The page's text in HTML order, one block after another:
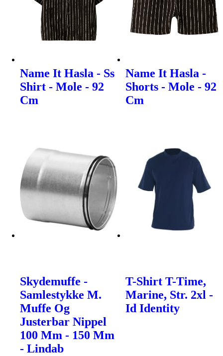
Name It Hasla - Ss
Shirt - Mole - 92
Cm
Name It Hasla -
Shorts - Mole - 92
Cm
Skydemuffe -
Samlestykke M.
Muffe Og
Justerbar Nippel
100 Mm - 150 Mm
- Lindab
T-Shirt T-Time,
Marine, Str. 2xl -
Id Identity